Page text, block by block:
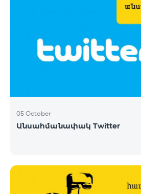
05 October
Անսահմանափակ Twitter